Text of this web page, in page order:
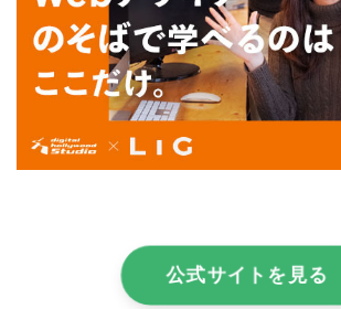
公式サイトを見る